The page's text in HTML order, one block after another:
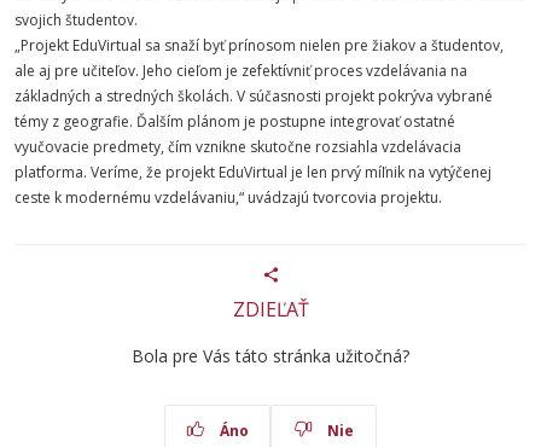
svojich študentov.
„Projekt EduVirtual sa snaží byť prínosom nielen pre žiakov a študentov,
ale aj pre učiteľov. Jeho cieľom je zefektívniť proces vzdelávania na
základných a stredných školách. V súčasnosti projekt pokrýva vybrané
témy z geografie. Ďalším plánom je postupne integrovať ostatné
vyučovacie predmety, čím vznikne skutočne rozsiahla vzdelávacia
platforma. Veríme, že projekt EduVirtual je len prvý míľnik na vytýčenej
ceste k modernému vzdelávaniu,“ uvádzajú tvorcovia projektu.
ZDIEĽAŤ
Bola pre Vás táto stránka užitočná?
Áno Nie